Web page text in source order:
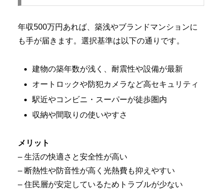
年収500万円あれば、築浅やブランドマンションに
も手が届きます。選択基準は以下の通りです。
建物の築年数が浅く、耐震性や設備が最新
オートロックや防犯カメラなど高セキュリティ
駅近やコンビニ・スーパーが徒歩圏内
収納や間取りの使いやすさ
メリット
– 生活の快適さと安全性が高い
– 断熱性や防音性が高く光熱費も抑えやすい
– 住民層が安定しているためトラブルが少ない